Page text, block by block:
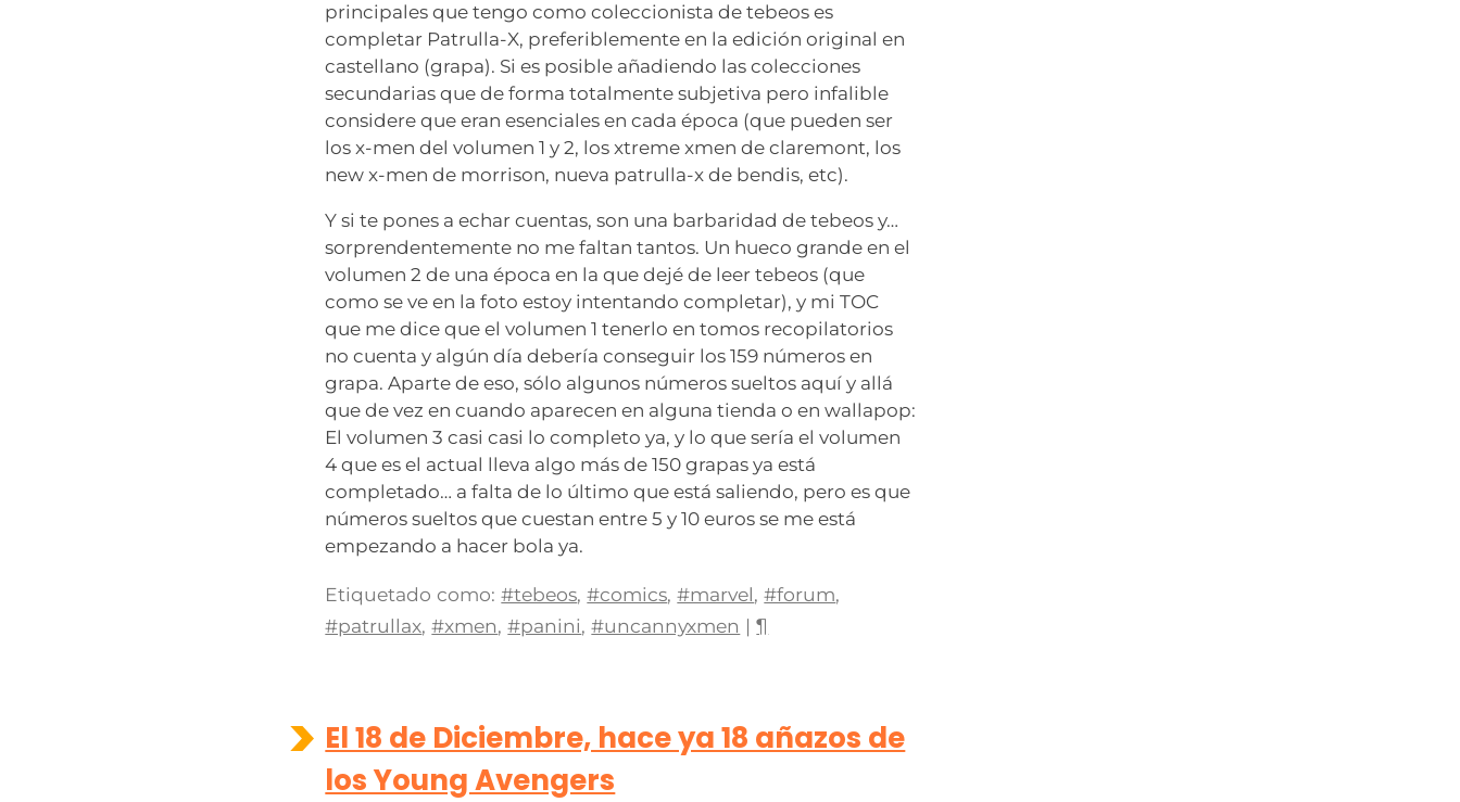
principales que tengo como coleccionista de tebeos es
completar Patrulla-X, preferiblemente en la edición original en
castellano (grapa). Si es posible añadiendo las colecciones
secundarias que de forma totalmente subjetiva pero infalible
considere que eran esenciales en cada época (que pueden ser
los x-men del volumen 1 y 2, los xtreme xmen de claremont, los
new x-men de morrison, nueva patrulla-x de bendis, etc).
Y si te pones a echar cuentas, son una barbaridad de tebeos y…
sorprendentemente no me faltan tantos. Un hueco grande en el
volumen 2 de una época en la que dejé de leer tebeos (que
como se ve en la foto estoy intentando completar), y mi TOC
que me dice que el volumen 1 tenerlo en tomos recopilatorios
no cuenta y algún día debería conseguir los 159 números en
grapa. Aparte de eso, sólo algunos números sueltos aquí y allá
que de vez en cuando aparecen en alguna tienda o en wallapop:
El volumen 3 casi casi lo completo ya, y lo que sería el volumen
4 que es el actual lleva algo más de 150 grapas ya está
completado… a falta de lo último que está saliendo, pero es que
números sueltos que cuestan entre 5 y 10 euros se me está
empezando a hacer bola ya.
Etiquetado como: #tebeos,#comics,#marvel,#forum,
#patrullax,#xmen,#panini,#uncannyxmen |¶
El 18 de Diciembre, hace ya 18 añazos de
los Young Avengers